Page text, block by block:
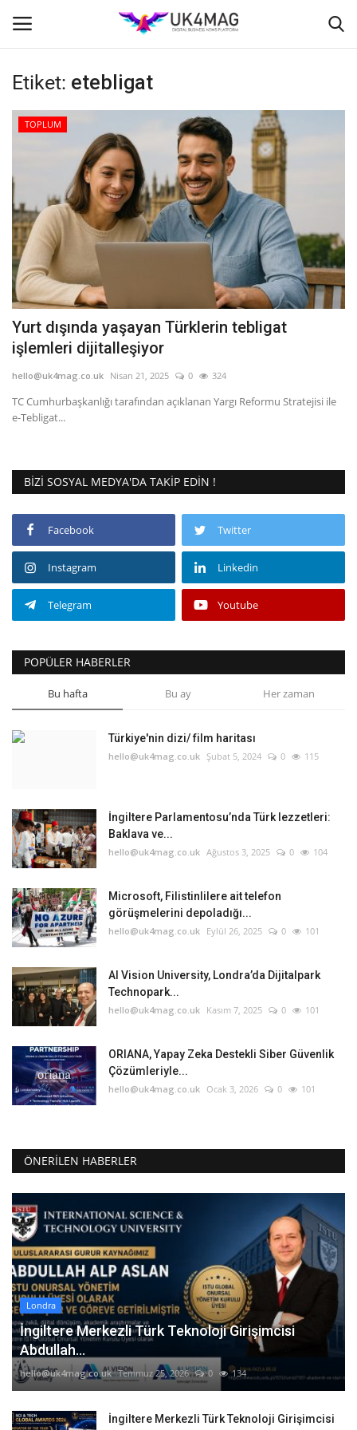
Giriş yapmak
İş Platformu
TVNET
TOPLUM
İş İlanları
Seri İlanlar
İngiltere
Videolar
Pazaryeri
Kültür - Sanat
Restoranlar
Sağlık
Hakkımızda
İletişim
English Turkish
Etiket: etebligat
TOPLUM
Yurt dışında yaşayan Türklerin tebligat
işlemleri dijitalleşiyor
hello@uk4mag.co.uk Nisan 21, 2025 0 324
TC Cumhurbaşkanlığı tarafından açıklanan Yargı Reformu Stratejisi ile
e-Tebligat...
BIZI SOSYAL MEDYA'DA TAKIP EDIN !
Facebook Twitter
Instagram Linkedin
Telegram Youtube
POPÜLER HABERLER
Bu hafta Bu ay Her zaman
Türkiye'nin dizi/ film haritası
hello@uk4mag.co.uk Şubat 5, 2024 0 115
İngiltere Parlamentosu’nda Türk lezzetleri:
Baklava ve...
hello@uk4mag.co.uk Ağustos 3, 2025 0 104
Microsoft, Filistinlilere ait telefon
görüşmelerini depoladığı...
hello@uk4mag.co.uk Eylül 26, 2025 0 101
AI Vision University, Londra’da Dijitalpark
Technopark...
hello@uk4mag.co.uk Kasım 7, 2025 0 101
ORIANA, Yapay Zeka Destekli Siber Güvenlik
Çözümleriyle...
hello@uk4mag.co.uk Ocak 3, 2026 0 101
ÖNERILEN HABERLER
Londra
İngiltere Merkezli Türk Teknoloji Girişimcisi
Abdullah...
hello@uk4mag.co.uk Temmuz 25, 2026 0 134
İngiltere Merkezli Türk Teknoloji Girişimcisi